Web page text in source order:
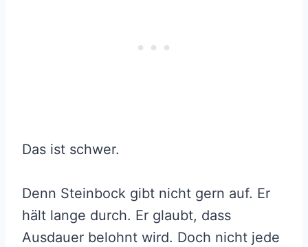
Das ist schwer.
Denn Steinbock gibt nicht gern auf. Er
hält lange durch. Er glaubt, dass
Ausdauer belohnt wird. Doch nicht jede